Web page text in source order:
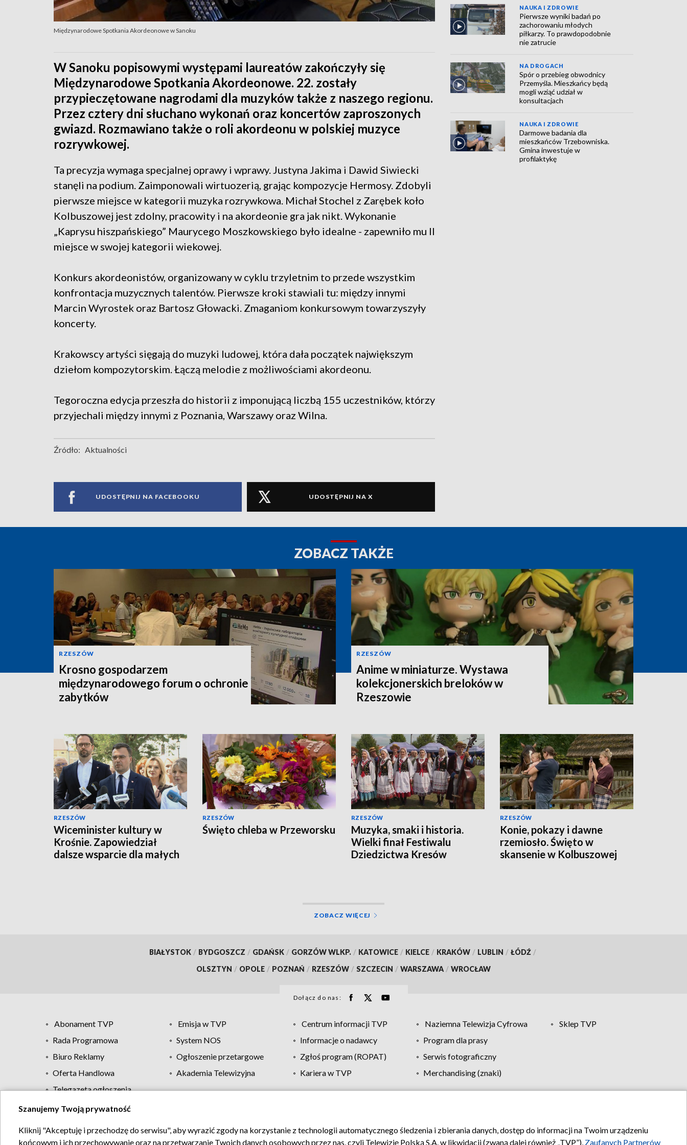
Międzynarodowe Spotkania Akordeonowe w Sanoku
W Sanoku popisowymi występami laureatów zakończyły się
Międzynarodowe Spotkania Akordeonowe. 22. zostały
przypieczętowane nagrodami dla muzyków także z naszego regionu.
Przez cztery dni słuchano wykonań oraz koncertów zaproszonych
gwiazd. Rozmawiano także o roli akordeonu w polskiej muzyce
rozrywkowej.
Ta precyzja wymaga specjalnej oprawy i wprawy. Justyna Jakima i Dawid Siwiecki
stanęli na podium. Zaimponowali wirtuozerią, grając kompozycje Hermosy. Zdobyli
pierwsze miejsce w kategorii muzyka rozrywkowa. Michał Stochel z Zarębek koło
Kolbuszowej jest zdolny, pracowity i na akordeonie gra jak nikt. Wykonanie
„Kaprysu hiszpańskiego” Maurycego Moszkowskiego było idealne - zapewniło mu II
miejsce w swojej kategorii wiekowej.
Konkurs akordeonistów, organizowany w cyklu trzyletnim to przede wszystkim
konfrontacja muzycznych talentów. Pierwsze kroki stawiali tu: między innymi
Marcin Wyrostek oraz Bartosz Głowacki. Zmaganiom konkursowym towarzyszyły
koncerty.
Krakowscy artyści sięgają do muzyki ludowej, która dała początek największym
dziełom kompozytorskim. Łączą melodie z możliwościami akordeonu.
Tegoroczna edycja przeszła do historii z imponującą liczbą 155 uczestników, którzy
przyjechali między innymi z Poznania, Warszawy oraz Wilna.
Źródło: Aktualności
UDOSTĘPNIJ NA FACEBOOKU UDOSTĘPNIJ NA X
NAUKA I ZDROWIE
Pierwsze wyniki badań po
zachorowaniu młodych
piłkarzy. To prawdopodobnie
nie zatrucie
NA DROGACH
Spór o przebieg obwodnicy
Przemyśla. Mieszkańcy będą
mogli wziąć udział w
konsultacjach
NAUKA I ZDROWIE
Darmowe badania dla
mieszkańców Trzebowniska.
Gmina inwestuje w
profilaktykę
ZOBACZ TAKŻE
RZESZÓW
Krosno gospodarzem
międzynarodowego forum o ochronie
zabytków
RZESZÓW
Anime w miniaturze. Wystawa
kolekcjonerskich breloków w
Rzeszowie
RZESZÓW
Wiceminister kultury w
Krośnie. Zapowiedział
dalsze wsparcie dla małych
RZESZÓW
Święto chleba w Przeworsku
RZESZÓW
Muzyka, smaki i historia.
Wielki finał Festiwalu
Dziedzictwa Kresów
RZESZÓW
Konie, pokazy i dawne
rzemiosło. Święto w
skansenie w Kolbuszowej
ZOBACZ WIĘCEJ
BIAŁYSTOK / BYDGOSZCZ / GDAŃSK / GORZÓW WLKP. / KATOWICE / KIELCE / KRAKÓW / LUBLIN / ŁÓDŹ /
OLSZTYN / OPOLE / POZNAŃ / RZESZÓW / SZCZECIN / WARSZAWA / WROCŁAW
Dołącz do nas:
Abonament TVP Emisja w TVP Centrum informacji TVP Naziemna Telewizja Cyfrowa
Sklep TVP
Rada Programowa
System NOS Informacje o nadawcy
Program dla prasy
Biuro Reklamy
Ogłoszenie przetargowe Zgłoś program (ROPAT)
Serwis fotograficzny
Oferta Handlowa
Akademia Telewizyjna Kariera w TVP
Merchandising (znaki)
Telegazeta ogłoszenia
Regulamin TVP Polityka prywatności Moje zgody Pomoc Biuro reklamy Kontakt
Szanujemy Twoją prywatność
Kliknij "Akceptuję i przechodzę do serwisu", aby wyrazić zgody na korzystanie z technologii automatycznego śledzenia i zbierania danych, dostęp do informacji na Twoim urządzeniu
końcowym i ich przechowywanie oraz na przetwarzanie Twoich danych osobowych przez nas, czyli Telewizję Polską S.A. w likwidacji (zwaną dalej również „TVP”), Zaufanych Partnerów